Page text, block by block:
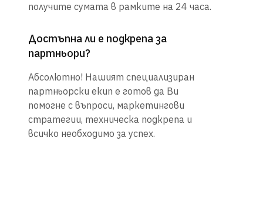
получите сумата в рамките на 24 часа.
Достъпна ли е подкрепа за
партньори?
Абсолютно! Нашият специализиран
партньорски екип е готов да Ви
помогне с въпроси, маркетингови
стратегии, техническа подкрепа и
всичко необходимо за успех.